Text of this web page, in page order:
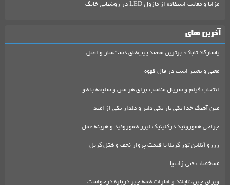
مزایا و معایب استفاده از ماژول LED در روشنایی خانگ
آخرین های
پاسارگاد تاباک: برترین مقصد پیپ‌های دست‌ساز و اصل
معنی و تعبیر اسب در فال قهوه
انتخاب فیلم و سریال مناسب برای هر سن و سلیقه با هو
متن آهنگ خدا یکی یار یکی دلبر و دلدار یکی از امید
جراحی هموروئید درکلینیک لیزر هموروئید و هزینه عمل
رزرو آنلاین تور کربلا با قیمت پرواز نجف و هتل کربل
مشخصات فنی زانتیا
ویزای چین، تایلند و امارات همه چیز درباره درخواست